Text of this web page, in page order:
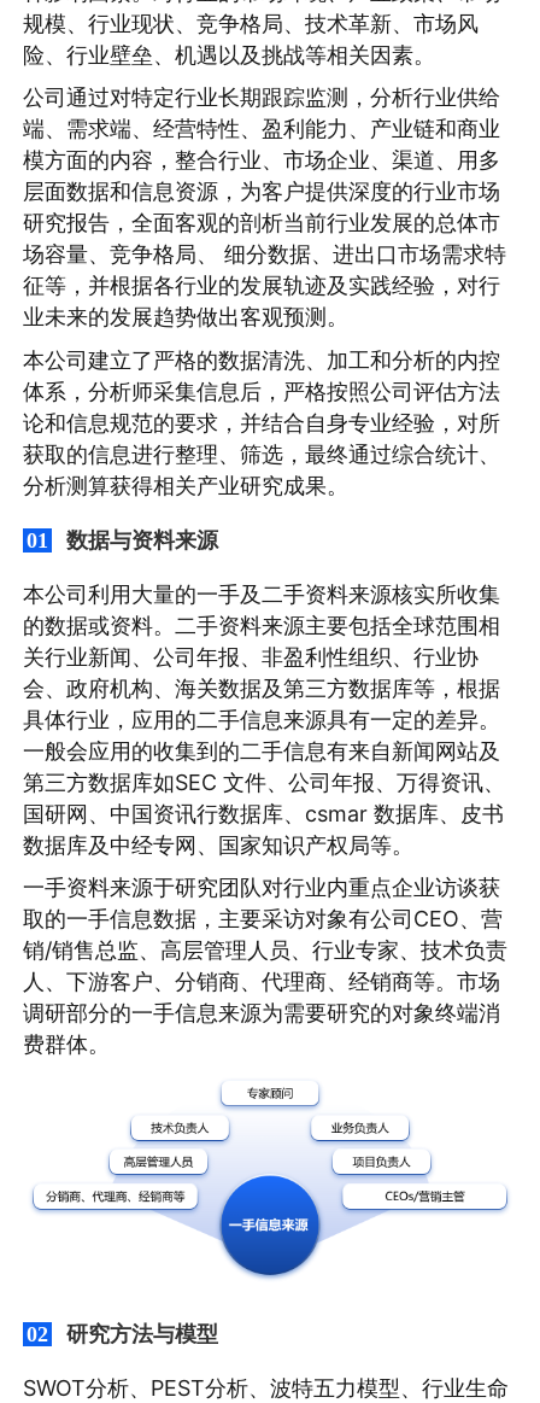
规模、行业现状、竞争格局、技术革新、市场风
险、行业壁垒、机遇以及挑战等相关因素。
公司通过对特定行业长期跟踪监测，分析行业供给
端、需求端、经营特性、盈利能力、产业链和商业
模方面的内容，整合行业、市场企业、渠道、用多
层面数据和信息资源，为客户提供深度的行业市场
研究报告，全面客观的剖析当前行业发展的总体市
场容量、竞争格局、 细分数据、进出口市场需求特
征等，并根据各行业的发展轨迹及实践经验，对行
业未来的发展趋势做出客观预测。
本公司建立了严格的数据清洗、加工和分析的内控
体系，分析师采集信息后，严格按照公司评估方法
论和信息规范的要求，并结合自身专业经验，对所
获取的信息进行整理、筛选，最终通过综合统计、
分析测算获得相关产业研究成果。
01 数据与资料来源
本公司利用大量的一手及二手资料来源核实所收集
的数据或资料。二手资料来源主要包括全球范围相
关行业新闻、公司年报、非盈利性组织、行业协
会、政府机构、海关数据及第三方数据库等，根据
具体行业，应用的二手信息来源具有一定的差异。
一般会应用的收集到的二手信息有来自新闻网站及
第三方数据库如SEC 文件、公司年报、万得资讯、
国研网、中国资讯行数据库、csmar 数据库、皮书
数据库及中经专网、国家知识产权局等。
一手资料来源于研究团队对行业内重点企业访谈获
取的一手信息数据，主要采访对象有公司CEO、营
销/销售总监、高层管理人员、行业专家、技术负责
人、下游客户、分销商、代理商、经销商等。市场
调研部分的一手信息来源为需要研究的对象终端消
费群体。
02 研究方法与模型
SWOT分析、PEST分析、波特五力模型、行业生命